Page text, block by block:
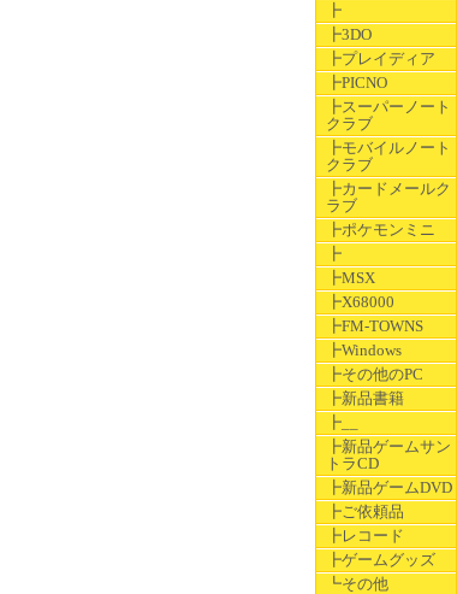
┣
┣3DO
┣プレイディア
┣PICNO
┣スーパーノート
クラブ
┣モバイルノート
クラブ
┣カードメールク
ラブ
┣ポケモンミニ
┣
┣MSX
┣X68000
┣FM-TOWNS
┣Windows
┣その他のPC
┣新品書籍
┣__
┣新品ゲームサン
トラCD
┣新品ゲームDVD
┣ご依頼品
┣レコード
┣ゲームグッズ
┗その他